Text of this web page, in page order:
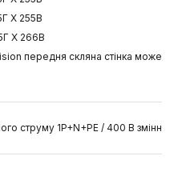
X 255В
X 266В
передня скляна стінка може
струму 1P+N+PE / 400 В